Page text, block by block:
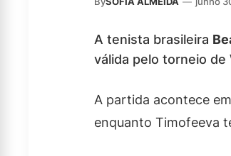
A tenista brasileira
válida pelo torneio de
A partida acontece
enquanto Timofeeva